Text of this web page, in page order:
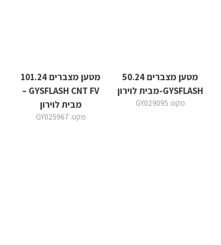
מטען מצברים 50.24
GYSFLASH-מבית לוירון
מקט: GY029095
מטען מצברים 101.24
GYSFLASH CNT FV –
מבית לוירון
מקט: GY025967